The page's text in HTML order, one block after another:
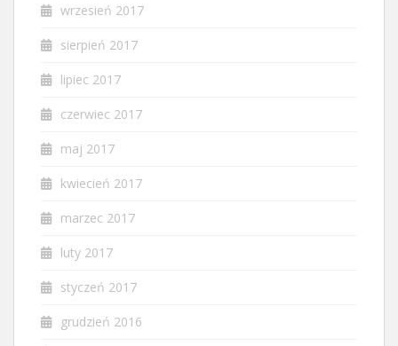
wrzesień 2017
sierpień 2017
lipiec 2017
czerwiec 2017
maj 2017
kwiecień 2017
marzec 2017
luty 2017
styczeń 2017
grudzień 2016